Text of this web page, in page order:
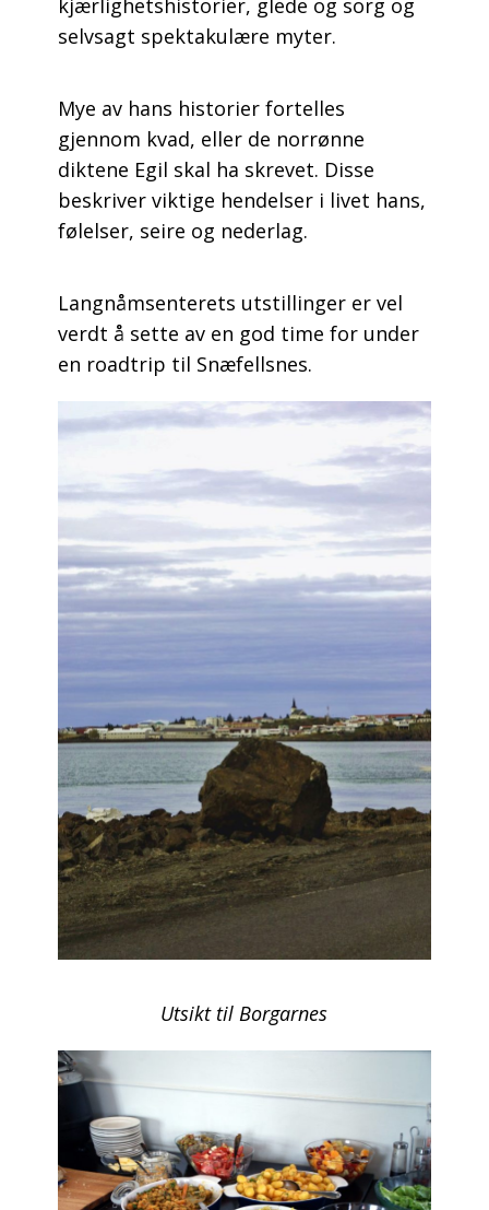
selvsagt spektakulære myter.
Mye av hans historier fortelles
gjennom kvad, eller de norrønne
diktene Egil skal ha skrevet. Disse
beskriver viktige hendelser i livet hans,
følelser, seire og nederlag.
Langnåmsenterets utstillinger er vel
verdt å sette av en god time for under
en roadtrip til Snæfellsnes.
Utsikt til Borgarnes